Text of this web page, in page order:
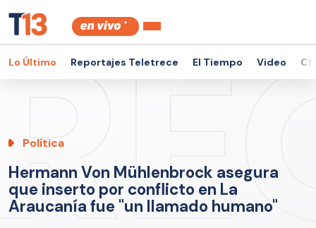
Lo Último Reportajes Teletrece El Tiempo Video
Política
Hermann Von Mühlenbrock asegura
que inserto por conflicto en La
Araucanía fue "un llamado humano"